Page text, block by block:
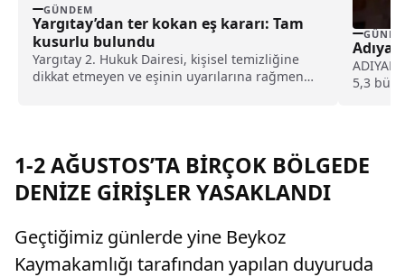
GÜNDEM
Yargıtay’dan ter kokan eş kararı: Tam
kusurlu bulundu
Yargıtay 2. Hukuk Dairesi, kişisel temizliğine
dikkat etmeyen ve eşinin uyarılarına rağmen
5,3
1-2 AĞUSTOS’TA BİRÇOK BÖLGEDE
DENİZE GİRİŞLER YASAKLANDI
Geçtiğimiz günlerde yine Beykoz
Kaymakamlığı tarafından yapılan duyuruda